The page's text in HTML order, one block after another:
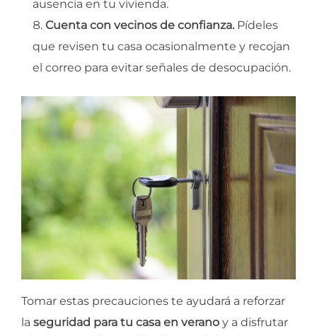
ausencia en tu vivienda.
Cuenta con vecinos de confianza. Pídeles
que revisen tu casa ocasionalmente y recojan
el correo para evitar señales de desocupación.
Tomar estas precauciones te ayudará a reforzar
la seguridad para tu casa en verano y a disfrutar